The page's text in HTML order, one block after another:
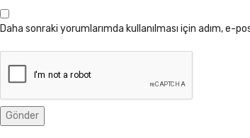
Daha sonraki yorumlarımda kullanılması için adım,